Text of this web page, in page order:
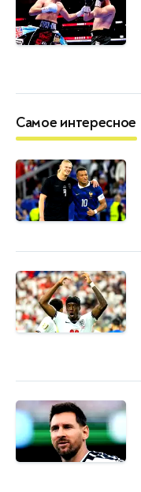
Самое интересное